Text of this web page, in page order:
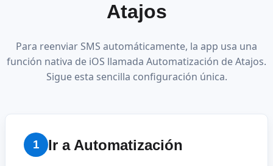
Atajos
Para reenviar SMS automáticamente, la app usa una
función nativa de iOS llamada Automatización de Atajos.
Sigue esta sencilla configuración única.
1 Ir a Automatización